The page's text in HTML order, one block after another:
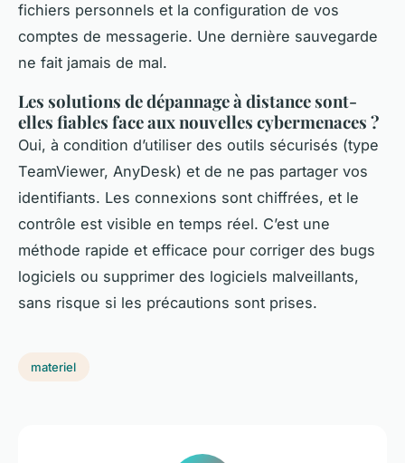
fichiers personnels et la configuration de vos
comptes de messagerie. Une dernière sauvegarde
ne fait jamais de mal.
Les solutions de dépannage à distance sont-
elles fiables face aux nouvelles cybermenaces ?
Oui, à condition d’utiliser des outils sécurisés (type
TeamViewer, AnyDesk) et de ne pas partager vos
identifiants. Les connexions sont chiffrées, et le
contrôle est visible en temps réel. C’est une
méthode rapide et efficace pour corriger des bugs
logiciels ou supprimer des logiciels malveillants,
sans risque si les précautions sont prises.
materiel